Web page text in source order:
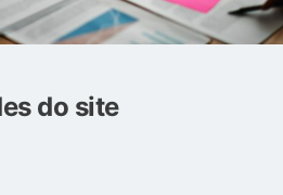
do site